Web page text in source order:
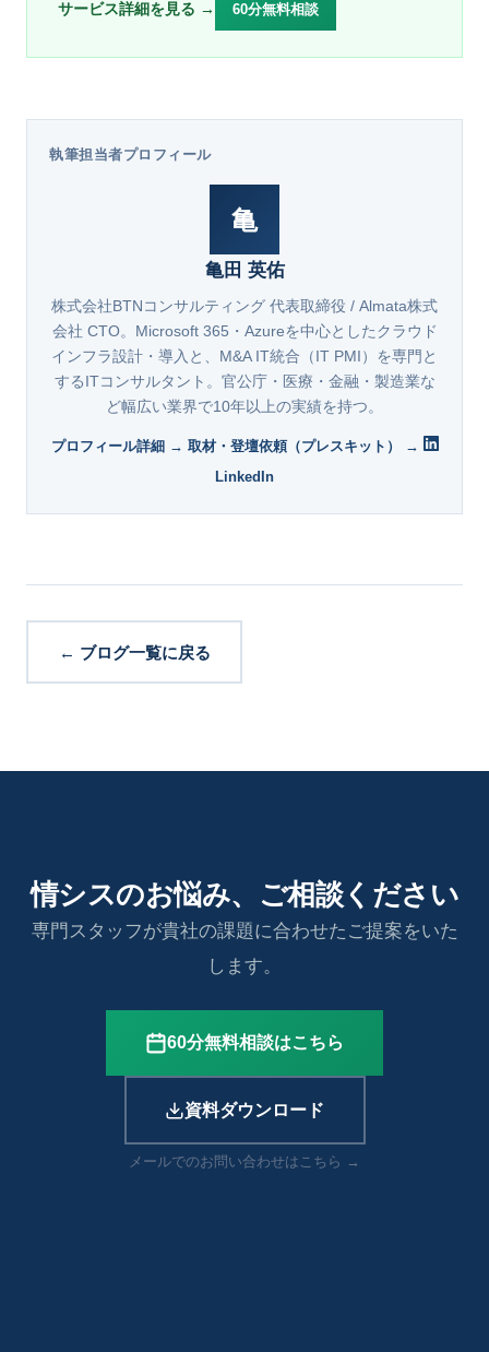
サービス詳細を見る → 60分無料相談
執筆担当者プロフィール
亀
亀田 英佑
株式会社BTNコンサルティング 代表取締役 / Almata株式
会社 CTO。Microsoft 365・Azureを中心としたクラウド
インフラ設計・導入と、M&A IT統合（IT PMI）を専門と
するITコンサルタント。官公庁・医療・金融・製造業な
ど幅広い業界で10年以上の実績を持つ。
プロフィール詳細 → 取材・登壇依頼（プレスキット） →
LinkedIn
← ブログ一覧に戻る
情シスのお悩み、ご相談ください
専門スタッフが貴社の課題に合わせたご提案をいた
します。
60分無料相談はこちら
資料ダウンロード
メールでのお問い合わせはこちら →